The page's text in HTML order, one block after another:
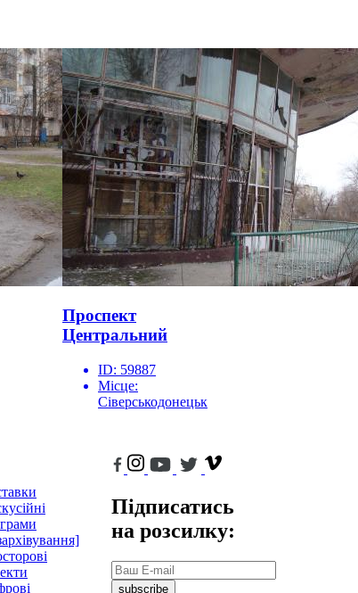
Проспект
Центральний
ID: 59887
Місце:
Сіверськодонецьк
Підписатись
на розсилку:
subscribe